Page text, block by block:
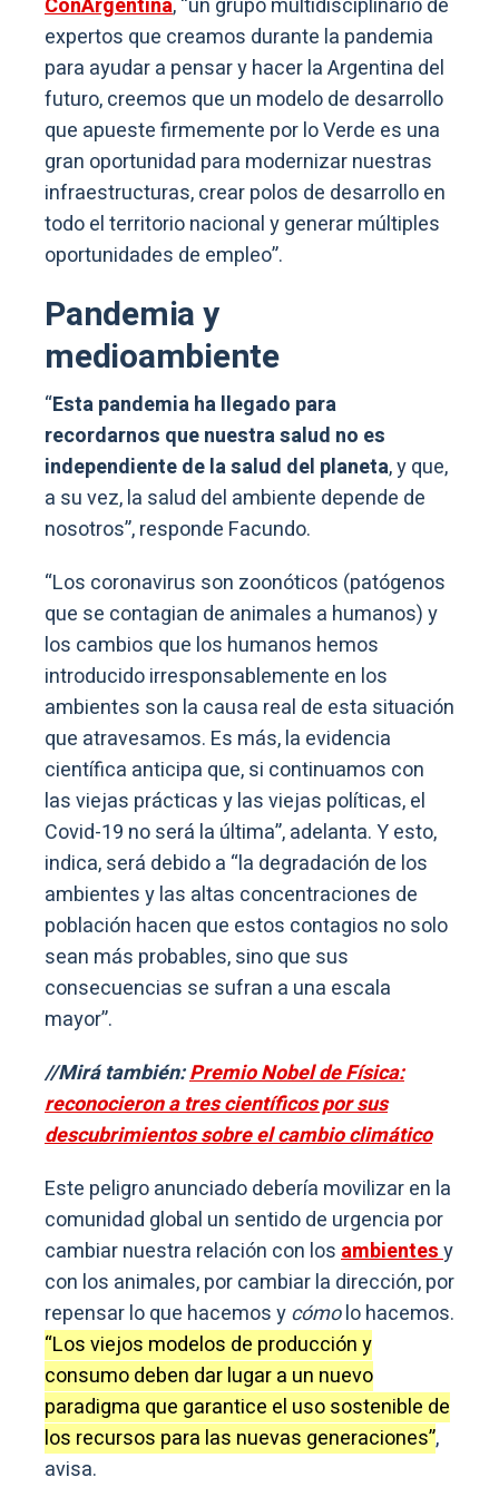
ConArgentina, “un grupo multidisciplinario de
expertos que creamos durante la pandemia
para ayudar a pensar y hacer la Argentina del
futuro, creemos que un modelo de desarrollo
que apueste firmemente por lo Verde es una
gran oportunidad para modernizar nuestras
infraestructuras, crear polos de desarrollo en
todo el territorio nacional y generar múltiples
oportunidades de empleo”.
Pandemia y
medioambiente
“Esta pandemia ha llegado para
recordarnos que nuestra salud no es
independiente de la salud del planeta, y que,
a su vez, la salud del ambiente depende de
nosotros”, responde Facundo.
“Los coronavirus son zoonóticos (patógenos
que se contagian de animales a humanos) y
los cambios que los humanos hemos
introducido irresponsablemente en los
ambientes son la causa real de esta situación
que atravesamos. Es más, la evidencia
científica anticipa que, si continuamos con
las viejas prácticas y las viejas políticas, el
Covid-19 no será la última”, adelanta. Y esto,
indica, será debido a “la degradación de los
ambientes y las altas concentraciones de
población hacen que estos contagios no solo
sean más probables, sino que sus
consecuencias se sufran a una escala
mayor”.
//Mirá también:Premio Nobel de Física:
reconocieron a tres científicos por sus
descubrimientos sobre el cambio climático
Este peligro anunciado debería movilizar en la
comunidad global un sentido de urgencia por
cambiar nuestra relación con losambientesy
con los animales, por cambiar la dirección, por
repensar lo que hacemos ycómolo hacemos.
“Los viejos modelos de producción y
consumo deben dar lugar a un nuevo
paradigma que garantice el uso sostenible de
los recursos para las nuevas generaciones”,
avisa.